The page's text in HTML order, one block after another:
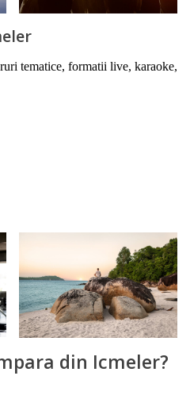
tematice, formatii live, karaoke,
din Icmeler?